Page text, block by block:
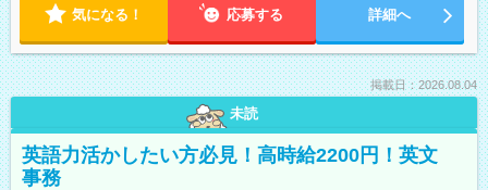
気になる！ 応募する 詳細へ
掲載日：2026.08.04
未読
英語力活かしたい方必見！高時給2200円！英文
事務